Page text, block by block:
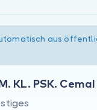
aus
KL. PSK.